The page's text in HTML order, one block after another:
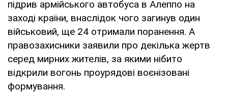
підрив армійського автобуса в Алеппо на
заході країни, внаслідок чого загинув один
військовий, ще 24 отримали поранення. А
правозахисники заявили про декілька жертв
серед мирних жителів, за якими нібито
відкрили вогонь проурядові воєнізовані
формування.